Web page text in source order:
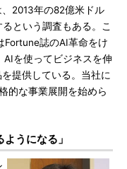
2013年の82億米ドル
という調査もある。こ
Fortune誌のAI革命をけ
を使ってビジネスを伸
提供している。当社に
的な事業展開を始めら
うになる」